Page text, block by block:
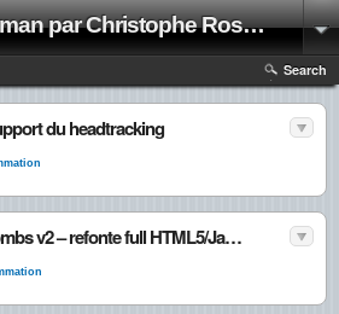
par Christophe Rosset
Search
du headtracking
Topheman Bombs v2 – refonte full HTML5/JavaScript